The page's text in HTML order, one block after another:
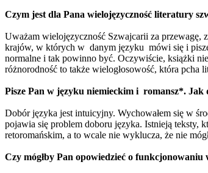
Czym jest dla Pana wielojęzyczność literatury
Uważam wielojęzyczność Szwajcarii za przewagę,
krajów, w których w danym języku mówi się i
normalne i tak powinno być. Oczywiście, książki
różnorodność to także wielogłosowość, która pcha
Pisze Pan w języku niemieckim i romansz*.
Dobór języka jest intuicyjny. Wychowałem się w
pojawia się problem doboru języka. Istnieją teksty,
retoromańskim, a to wcale nie wyklucza, że nie
Czy mógłby Pan opowiedzieć o